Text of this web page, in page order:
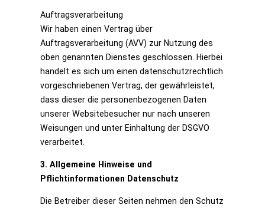
Auftragsverarbeitung
Wir haben einen Vertrag über
Auftragsverarbeitung (AVV) zur Nutzung des
oben genannten Dienstes geschlossen. Hierbei
handelt es sich um einen datenschutzrechtlich
vorgeschriebenen Vertrag, der gewährleistet,
dass dieser die personenbezogenen Daten
unserer Websitebesucher nur nach unseren
Weisungen und unter Einhaltung der DSGVO
verarbeitet.
3. Allgemeine Hinweise und
Pflichtinformationen Datenschutz
Die Betreiber dieser Seiten nehmen den Schutz